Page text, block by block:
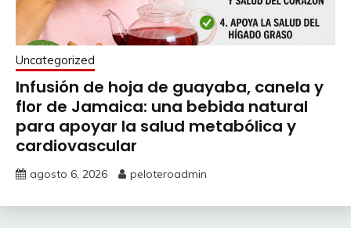
Uncategorized
Infusión de hoja de guayaba, canela y
flor de Jamaica: una bebida natural
para apoyar la salud metabólica y
cardiovascular
agosto 6, 2026 peloteroadmin